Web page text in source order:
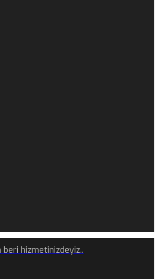
beri hizmetinizdeyiz..